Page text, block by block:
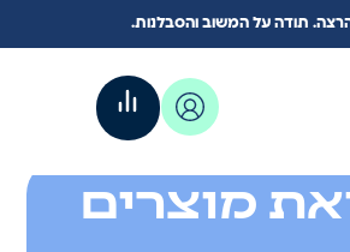
תודה על המשוב והסבלנות.
מוצרים